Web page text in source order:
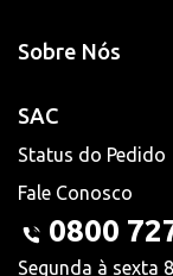
Sobre Nós
SAC
Status do Pedido
Fale Conosco
0800
Segunda à sexta